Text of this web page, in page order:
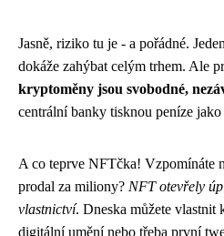
Jasně, riziko tu je - a pořádné.
dokáže zahýbat celým trhem. Ale
kryptoměny jsou svobodné,
centrální banky tisknou peníze
A co teprve NFTčka! Vzpomínáte
prodal za miliony? NFT otevřely
vlastnictví. Dneska můžete vlastnit
digitální umění nebo třeba první